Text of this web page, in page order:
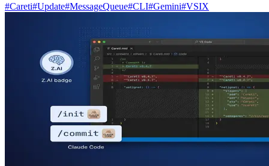
#Careti#Update#MessageQueue#CLI#Gemini#VSIX